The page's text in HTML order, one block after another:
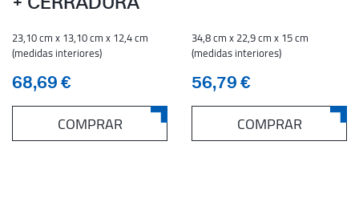
23,10 cm x 13,10 cm x 12,4 cm
(medidas interiores)
68,69 €
COMPRAR
34,8 cm x 22,9 cm x 15 cm
(medidas interiores)
56,79 €
COMPRAR